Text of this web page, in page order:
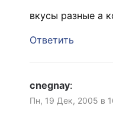
вкусы разные а
Ответить
cnegnay:
Пн, 19 Дек, 2005 в